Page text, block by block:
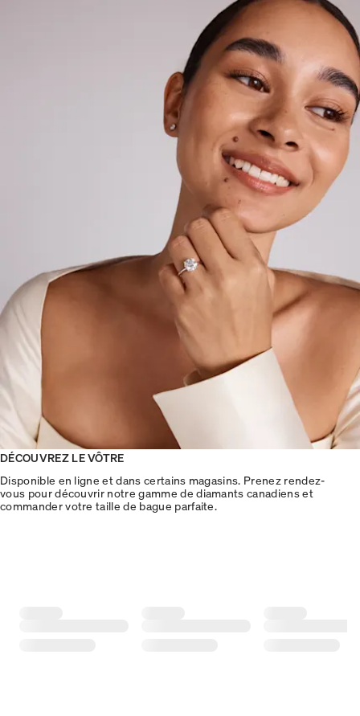
DÉCOUVREZ LE VÔTRE
Disponible en ligne et dans certains magasins. Prenez rendez-
vous pour découvrir notre gamme de diamants canadiens et
commander votre taille de bague parfaite.